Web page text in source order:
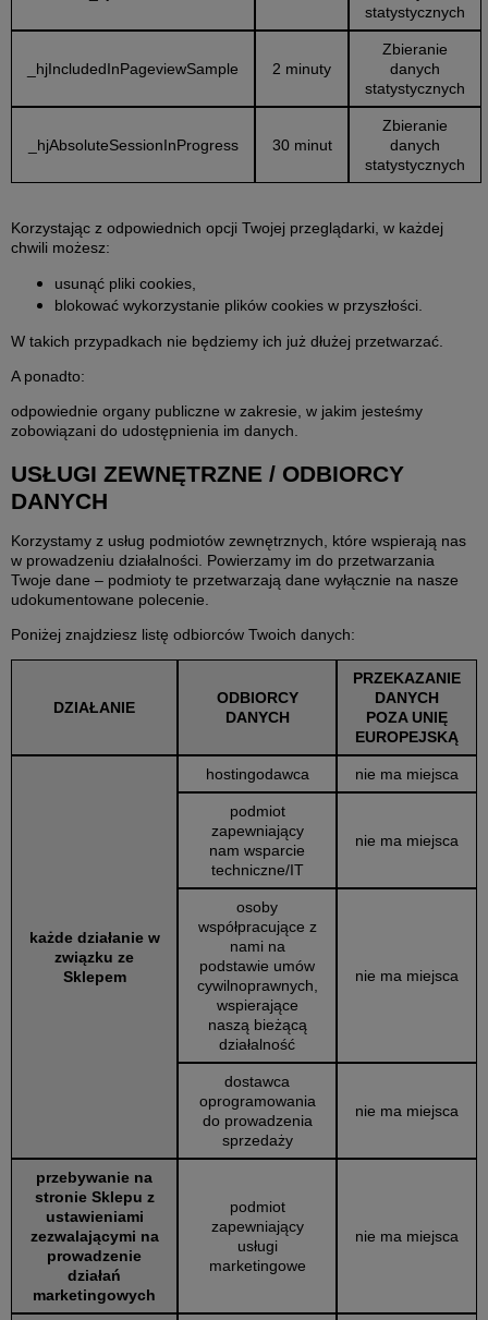
statystycznych
_hjIncludedInPageviewSample 2 minuty
Zbieranie
danych
statystycznych
_hjAbsoluteSessionInProgress 30 minut
Zbieranie
danych
statystycznych
Korzystając z odpowiednich opcji Twojej przeglądarki, w każdej
chwili możesz:
usunąć pliki cookies,
blokować wykorzystanie plików cookies w przyszłości.
W takich przypadkach nie będziemy ich już dłużej przetwarzać.
A ponadto:
odpowiednie organy publiczne w zakresie, w jakim jesteśmy
zobowiązani do udostępnienia im danych.
USŁUGI ZEWNĘTRZNE / ODBIORCY
DANYCH
Korzystamy z usług podmiotów zewnętrznych, które wspierają nas
w prowadzeniu działalności. Powierzamy im do przetwarzania
Twoje dane – podmioty te przetwarzają dane wyłącznie na nasze
udokumentowane polecenie.
Poniżej znajdziesz listę odbiorców Twoich danych:
DZIAŁANIE
ODBIORCY
DANYCH
PRZEKAZANIE
DANYCH
POZA UNIĘ
EUROPEJSKĄ
każde działanie w
związku ze
Sklepem
hostingodawca nie ma miejsca
podmiot
zapewniający
nam wsparcie
techniczne/IT
nie ma miejsca
osoby
współpracujące z
nami na
podstawie umów
cywilnoprawnych,
wspierające
naszą bieżącą
działalność
nie ma miejsca
dostawca
oprogramowania
do prowadzenia
sprzedaży
nie ma miejsca
przebywanie na
stronie Sklepu z
ustawieniami
zezwalającymi na
prowadzenie
działań
marketingowych
podmiot
zapewniający
usługi
marketingowe
nie ma miejsca